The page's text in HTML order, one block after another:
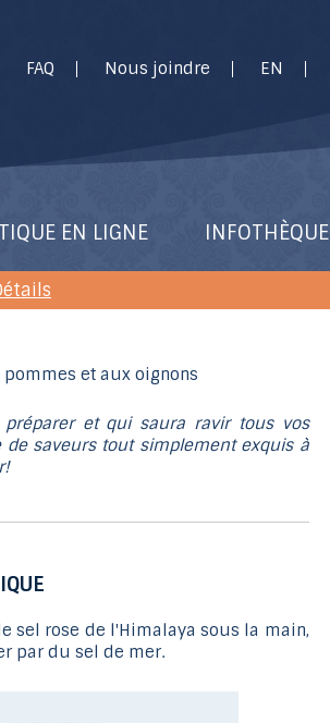
FAQ Nous joindre EN
EN LIGNE INFOTHÈQUE
préparer et qui saura ravir tous vos
de saveurs tout simplement exquis à
sel rose de l'Himalaya sous la main,
par du sel de mer.